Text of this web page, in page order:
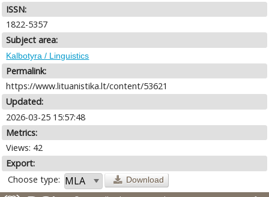
ISSN:
1822-5357
Subject area:
Kalbotyra / Linguistics
Permalink:
https://www.lituanistika.lt/content/53621
Updated:
2026-03-25 15:57:48
Metrics:
Views: 42
Export:
Choose type:
Download